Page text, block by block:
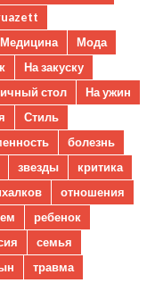
Медицина
Мода
На закуску
стол
На ужин
Стиль
болезнь
звезды
критика
отношения
ребенок
семья
травма